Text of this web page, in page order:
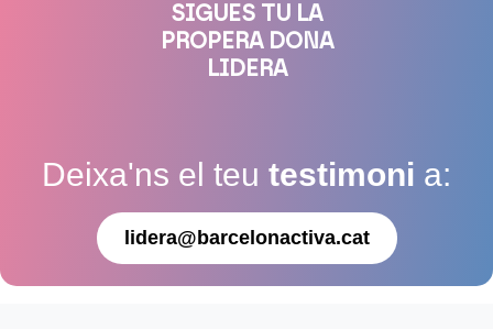
SIGUES TU LA
PROPERA DONA
LIDERA
Deixa'ns el teu testimoni a:
lidera@barcelonactiva.cat